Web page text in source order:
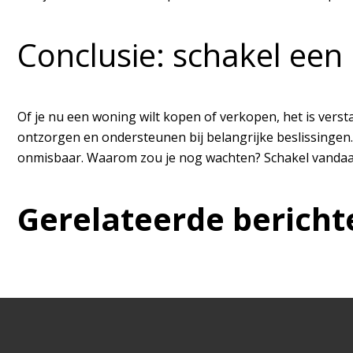
Conclusie: schakel
Of je nu een woning wilt kopen of verkopen, het is
ontzorgen en ondersteunen bij belangrijke
onmisbaar. Waarom zou je nog wachten? Schakel
Gerelateerde